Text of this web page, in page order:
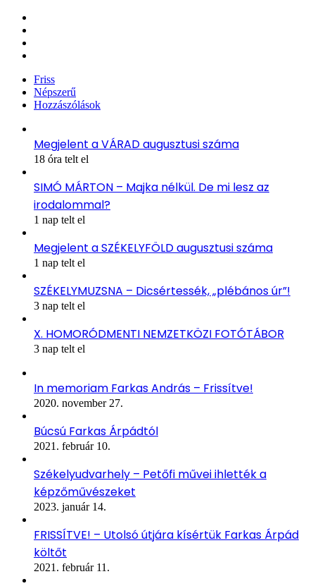
Friss
Népszerű
Hozzászólások
Megjelent a VÁRAD augusztusi száma
18 óra telt el
SIMÓ MÁRTON – Majka nélkül. De mi lesz az
irodalommal?
1 nap telt el
Megjelent a SZÉKELYFÖLD augusztusi száma
1 nap telt el
SZÉKELYMUZSNA – Dicsértessék, „plébános úr”!
3 nap telt el
X. HOMORÓDMENTI NEMZETKÖZI FOTÓTÁBOR
3 nap telt el
In memoriam Farkas András – Frissítve!
2020. november 27.
Búcsú Farkas Árpádtól
2021. február 10.
Székelyudvarhely – Petőfi művei ihlették a
képzőművészeket
2023. január 14.
FRISSÍTVE! – Utolsó útjára kísértük Farkas Árpád
költőt
2021. február 11.